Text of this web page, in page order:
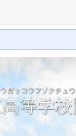
ガッコウフゾクチュ
等学